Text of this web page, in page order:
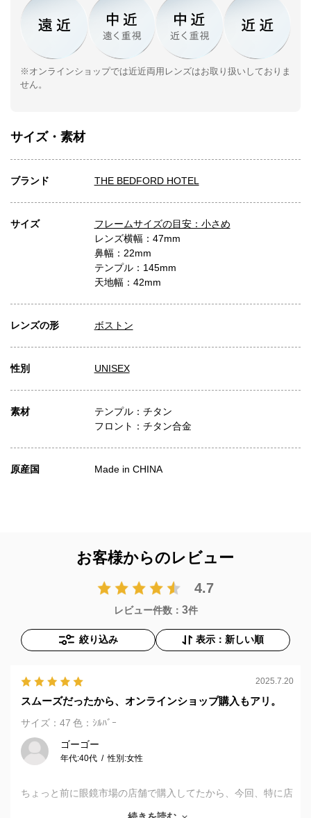
※オンラインショップでは近近両用レンズはお取り扱いしておりま
せん。
サイズ・素材
ブランド THE BEDFORD HOTEL
サイズ
フレームサイズの目安：小さめ
レンズ横幅：47mm
鼻幅：22mm
テンプル：145mm
天地幅：42mm
レンズの形 ボストン
性別 UNISEX
素材
テンプル：チタン
フロント：チタン合金
原産国 Made in CHINA
お客様からのレビュー
4.7
レビュー件数： 3件
絞り込み 表示：新しい順
2025.7.20
スムーズだったから、オンラインショップ購入もアリ。
サイズ：47 色：ｼﾙﾊﾞｰ
ゴーゴー
年代:40代 性別:女性
ちょっと前に眼鏡市場の店舗で購入してたから、今回、特に店